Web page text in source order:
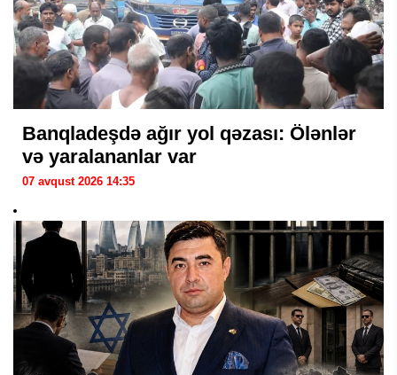
Banqladeşdə ağır yol qəzası: Ölənlər
və yaralananlar var
07 avqust 2026 14:35